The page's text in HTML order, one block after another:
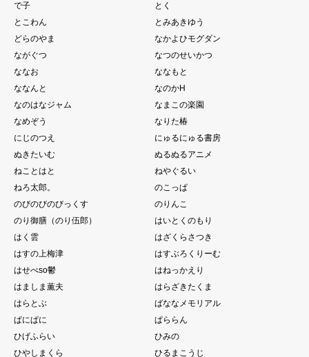
で子
とく
とこわん
とみあきゆう
どらのやま
なかよひモグダン
ながぐつ
なつのせいかつ
ななお
ななもと
ななんと
なのかH
なのはなジャム
なまこの楽園
なめぞう
なりた椿
にじのつえ
にゅるにゅる書房
ぬきたいむ
ぬるぬるアニメ
ねことはと
ねやぐるい
ねろ太郎。
のこっぱ
のびのびのびっくす
のりんこ
のり御膳（のり伍郎）
はいとくのもり
はく雲
はざくらさつき
はすの上梅津
はすぶろくりーむ
はせべso鬱
はねっかえり
はましま薫夫
はらざきたくま
はらとぶ
ばななメモリアル
ぱにぱに
ぱららん
ひげふらい
ひみの
ひやしまくら
ひるまこうじ